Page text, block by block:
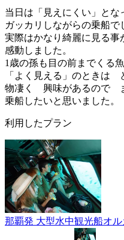
当日は「見えにくい」とな
ガッカリしながらの乗船で
実際はかなり綺麗に見る事
感動しました。
1歳の孫も目の前までくる
「よく見える」のときは
物凄く 興味があるので
乗船したいと思いました。
利用したプラン
那覇発 大型水中観光船オ